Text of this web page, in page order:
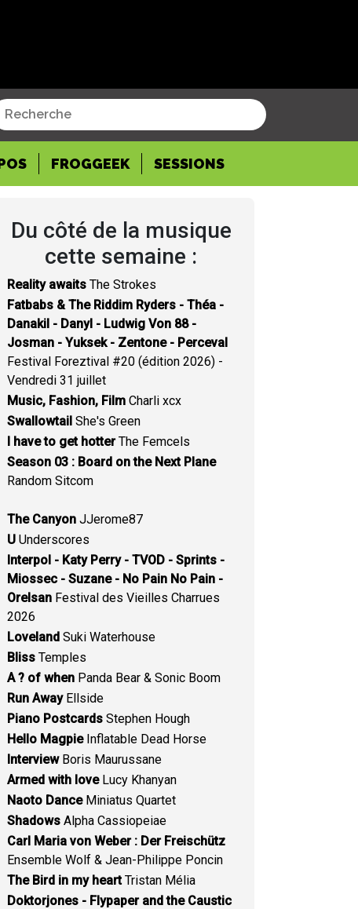
FROGGEEK SESSIONS
Du côté de la musique
cette semaine :
Reality awaits The Strokes
Fatbabs & The Riddim Ryders - Théa -
Danakil - Danyl - Ludwig Von 88 -
Josman - Yuksek - Zentone - Perceval
Festival Foreztival #20 (édition 2026) -
Vendredi 31 juillet
Music, Fashion, Film Charli xcx
Swallowtail She's Green
I have to get hotterThe Femcels
Season 03 : Board on the Next Plane
Random Sitcom
The Canyon JJerome87
U Underscores
Interpol - Katy Perry - TVOD - Sprints -
Miossec - Suzane - No Pain No Pain -
Orelsan Festival des Vieilles Charrues
2026
Loveland Suki Waterhouse
Bliss Temples
A ? of when Panda Bear & Sonic Boom
Run AwayEllside
Piano Postcards Stephen Hough
Hello MagpieInflatable Dead Horse
InterviewBoris Maurussane
Armed with loveLucy Khanyan
Naoto DanceMiniatus Quartet
Shadows Alpha Cassiopeiae
Carl Maria von Weber : Der Freischütz
Ensemble Wolf & Jean-Philippe Poncin
The Bird in my heartTristan Mélia
Doktorjones - Flypaper and the Caustic